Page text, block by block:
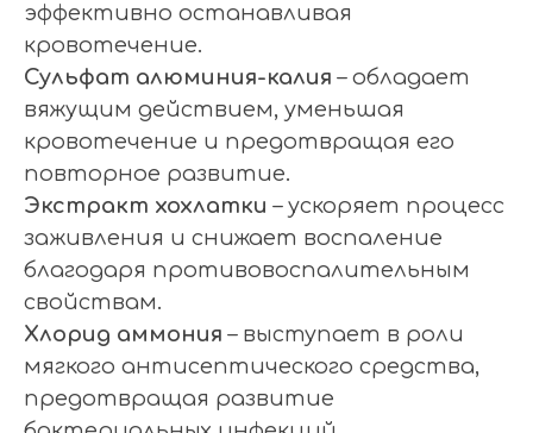
эффективно останавливая
кровотечение.
Сульфат алюминия-калия– обладает
вяжущим действием, уменьшая
кровотечение и предотвращая его
повторное развитие.
Экстракт хохлатки– ускоряет процесс
заживления и снижает воспаление
благодаря противовоспалительным
свойствам.
Хлорид аммония – выступает в роли
мягкого антисептического средства,
предотвращая развитие